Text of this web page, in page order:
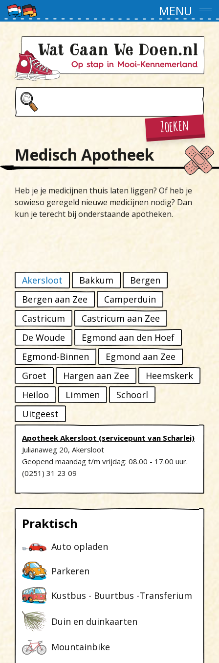
MENU
Zoeken
Praktisch
Auto opladen
Parkeren
Kustbus - Buurtbus -Transferium
Duin en duinkaarten
Mountainbike
Medisch Apotheek
Heb je je medicijnen thuis laten liggen? Of heb je
sowieso geregeld nieuwe medicijnen nodig? Dan
kun je terecht bij onderstaande apotheken.
Akersloot Bakkum
Bergen
Bergen aan Zee
Camperduin
Castricum
Castricum aan Zee
De Woude
Egmond aan den Hoef
Egmond-Binnen
Egmond aan Zee
Groet
Hargen aan Zee
Heemskerk
Heiloo
Limmen
Schoorl
Uitgeest
Apotheek Akersloot (servicepunt van Scharlei)
Julianaweg 20, Akersloot
Geopend maandag t/m vrijdag: 08.00 - 17.00 uur.
(0251) 31 23 09